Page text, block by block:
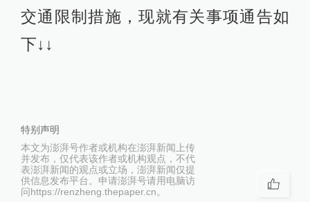
交通限制措施，现就有关事项通告如
下↓↓
特别声明
本文为澎湃号作者或机构在澎湃新闻上传
并发布，仅代表该作者或机构观点，不代
表澎湃新闻的观点或立场，澎湃新闻仅提
供信息发布平台。申请澎湃号请用电脑访
问https://renzheng.thepaper.cn。